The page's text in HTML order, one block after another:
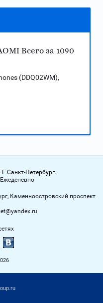
Всего за 1090
Петербург.
Каменноостровский проспект